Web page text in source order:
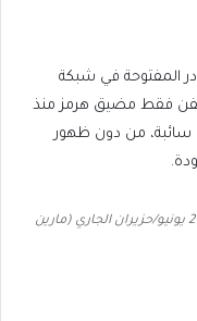
المفتوحة في شبكة
عبر منصة “مارين ترافيك” عبور 5 سفن فقط مضيق هرمز منذ
سائبة، من دون ظهور
حركة عبور محدودة في مضيق هرمز منذ صباح 21 يونيو/حزيران الجاري (مارين